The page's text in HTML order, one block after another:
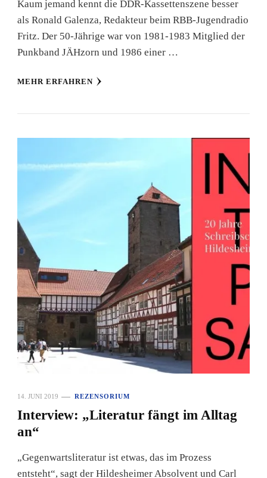
Kaum jemand kennt die DDR-Kassettenszene besser
als Ronald Galenza, Redakteur beim RBB-Jugendradio
Fritz. Der 50-Jährige war von 1981-1983 Mitglied der
Punkband JÄHzorn und 1986 einer …
MEHR ERFAHREN
14. JUNI 2019 REZENSORIUM
Interview: „Literatur fängt im Alltag
an“
„Gegenwartsliteratur ist etwas, das im Prozess
entsteht“, sagt der Hildesheimer Absolvent und Carl